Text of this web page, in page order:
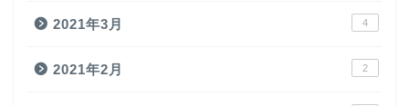
2021年3月 4
2021年2月 2